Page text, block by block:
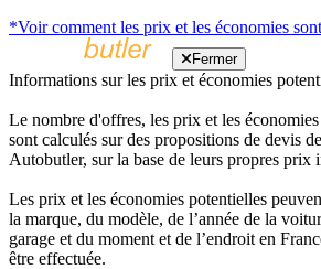
*Voir comment les prix et les économies
Fermer
Informations sur les prix et économies
Le nombre d'offres, les prix et les
sont calculés sur des propositions de devis
Autobutler, sur la base de leurs propres prix
Les prix et les économies potentielles
la marque, du modèle, de l’année de la
garage et du moment et de l’endroit en
être effectuée.